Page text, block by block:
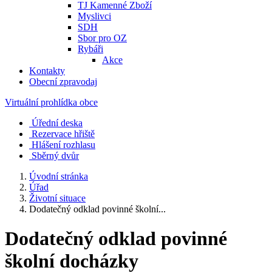
TJ Kamenné Zboží
Myslivci
SDH
Sbor pro OZ
Rybáři
Akce
Kontakty
Obecní zpravodaj
Virtuální prohlídka obce
Úřední deska
Rezervace hřiště
Hlášení rozhlasu
Sběrný dvůr
Úvodní stránka
Úřad
Životní situace
Dodatečný odklad povinné školní...
Dodatečný odklad povinné
školní docházky